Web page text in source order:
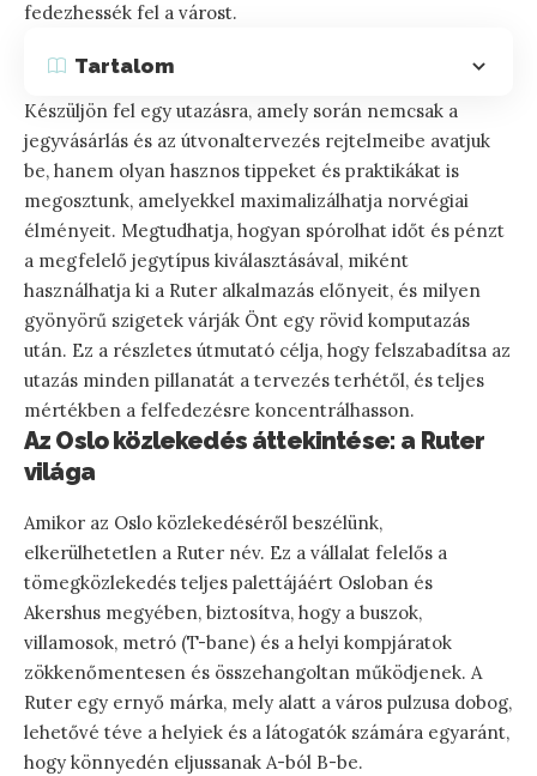
fedezhessék fel a várost.
Tartalom
Készüljön fel egy utazásra, amely során nemcsak a
jegyvásárlás és az útvonaltervezés rejtelmeibe avatjuk
be, hanem olyan hasznos tippeket és praktikákat is
megosztunk, amelyekkel maximalizálhatja norvégiai
élményeit. Megtudhatja, hogyan spórolhat időt és pénzt
a megfelelő jegytípus kiválasztásával, miként
használhatja ki a Ruter alkalmazás előnyeit, és milyen
gyönyörű szigetek várják Önt egy rövid komputazás
után. Ez a részletes útmutató célja, hogy felszabadítsa az
utazás minden pillanatát a tervezés terhétől, és teljes
mértékben a felfedezésre koncentrálhasson.
Az Oslo közlekedés áttekintése: a Ruter
világa
Amikor az Oslo közlekedéséről beszélünk,
elkerülhetetlen a Ruter név. Ez a vállalat felelős a
tömegközlekedés teljes palettájáért Osloban és
Akershus megyében, biztosítva, hogy a buszok,
villamosok, metró (T-bane) és a helyi kompjáratok
zökkenőmentesen és összehangoltan működjenek. A
Ruter egy ernyő márka, mely alatt a város pulzusa dobog,
lehetővé téve a helyiek és a látogatók számára egyaránt,
hogy könnyedén eljussanak A-ból B-be.